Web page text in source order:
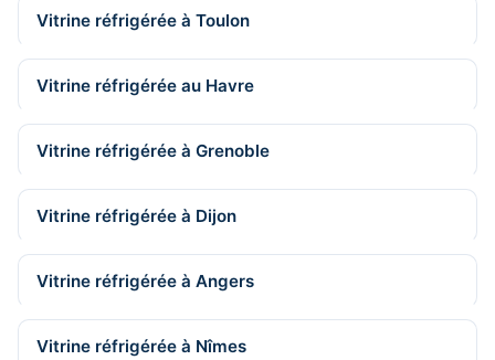
Vitrine réfrigérée à Toulon
Vitrine réfrigérée au Havre
Vitrine réfrigérée à Grenoble
Vitrine réfrigérée à Dijon
Vitrine réfrigérée à Angers
Vitrine réfrigérée à Nîmes